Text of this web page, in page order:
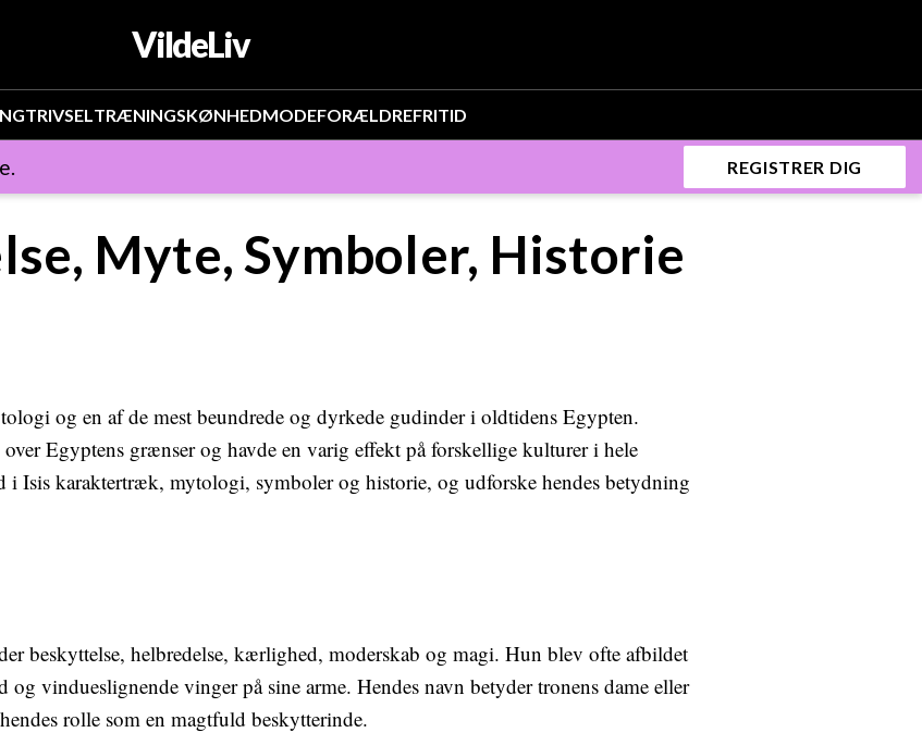
VildeLiv
TRIVSELTRÆNINGSKØNHEDMODEFORÆLDREFRITID
REGISTRER DIG
Myte, Symboler, Historie
og en af de mest beundrede og dyrkede gudinder i oldtidens Egypten.
Egyptens grænser og havde en varig effekt på forskellige kulturer i hele
Isis karaktertræk, mytologi, symboler og historie, og udforske hendes betydning
beskyttelse, helbredelse, kærlighed, moderskab og magi. Hun blev ofte afbildet
vindueslignende vinger på sine arme. Hendes navn betyder tronens dame eller
rolle som en magtfuld beskytterinde.